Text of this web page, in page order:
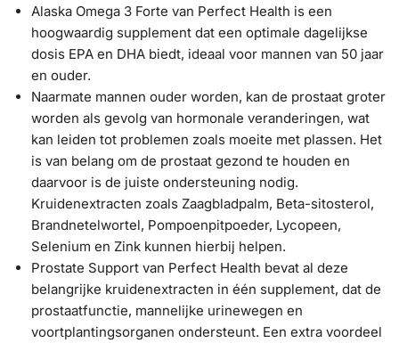
Alaska Omega 3 Forte van Perfect Health is een
hoogwaardig supplement dat een optimale dagelijkse
dosis EPA en DHA biedt, ideaal voor mannen van 50 jaar
en ouder.
Naarmate mannen ouder worden, kan de prostaat groter
worden als gevolg van hormonale veranderingen, wat
kan leiden tot problemen zoals moeite met plassen. Het
is van belang om de prostaat gezond te houden en
daarvoor is de juiste ondersteuning nodig.
Kruidenextracten zoals Zaagbladpalm, Beta-sitosterol,
Brandnetelwortel, Pompoenpitpoeder, Lycopeen,
Selenium en Zink kunnen hierbij helpen.
Prostate Support van Perfect Health bevat al deze
belangrijke kruidenextracten in één supplement, dat de
prostaatfunctie, mannelijke urinewegen en
voortplantingsorganen ondersteunt. Een extra voordeel